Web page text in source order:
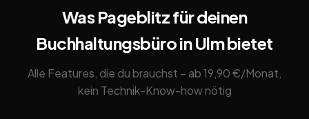
Was Pageblitz für deinen
Buchhaltungsbüro in Ulm bietet
Alle Features, die du brauchst – ab 19,90 €/Monat,
kein Technik-Know-how nötig